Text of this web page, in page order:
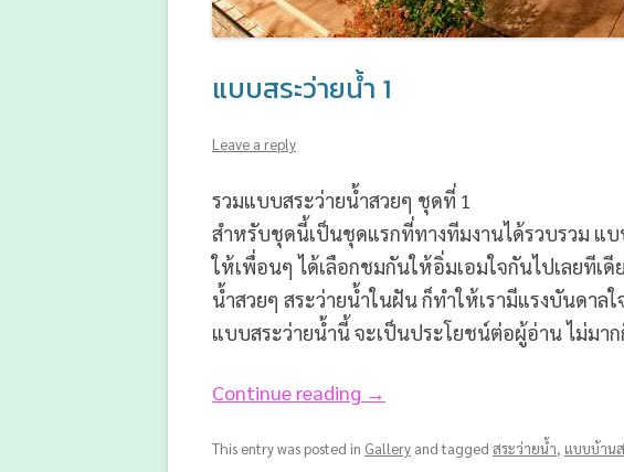
แบบสระว่ายน้ำ 1
Leave a reply
รวมแบบสระว่ายน้ำสวยๆ ชุดที่ 1
สำหรับชุดนี้เป็นชุดแรกที่ทางทีมงานได้รวบรวม แบ
ให้เพื่อนๆ ได้เลือกชมกันให้อิ่มเอมใจกันไปเลยทีเดี
น้ำสวยๆ สระว่ายน้ำในฝัน ก็ทำให้เรามีแรงบันดาล
แบบสระว่ายน้ำนี้ จะเป็นประโยชน์ต่อผู้อ่าน ไม่มา
Continue reading →
This entry was posted in Gallery and tagged สระว่ายน้ำ, แบบบ้าน